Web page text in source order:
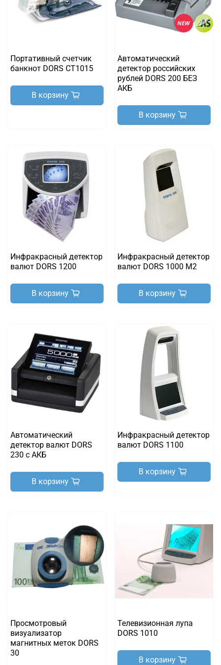
Портативный счетчик
банкнот DORS CT1015
В корзину
Автоматический
детектор российских
рублей DORS 200 БЕЗ
АКБ
В корзину
Инфракрасный детектор
валют DORS 1200
В корзину
Инфракрасный детектор
валют DORS 1000 M2
В корзину
Автоматический
детектор валют DORS
230 с АКБ
В корзину
Инфракрасный детектор
валют DORS 1100
В корзину
Просмотровый
визуализатор
магнитных меток DORS
30
Телевизионная лупа
DORS 1010
В корзину